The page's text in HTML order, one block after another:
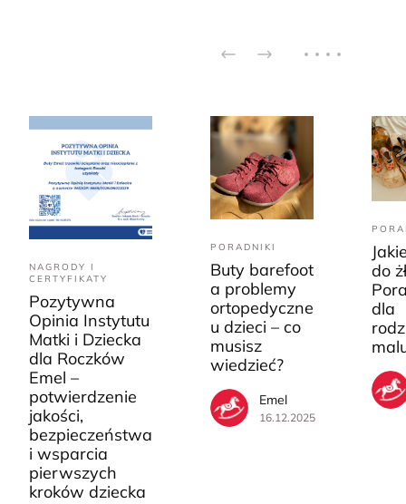
NAGRODY I
CERTYFIKATY
Pozytywna
Opinia Instytutu
Matki i Dziecka
dla Roczków
Emel –
potwierdzenie
jakości,
bezpieczeństwa
i wsparcia
pierwszych
kroków dziecka
PORADNIKI
Buty barefoot
a problemy
ortopedyczne
u dzieci – co
musisz
wiedzieć?
Emel
16.12.2025
do
dla